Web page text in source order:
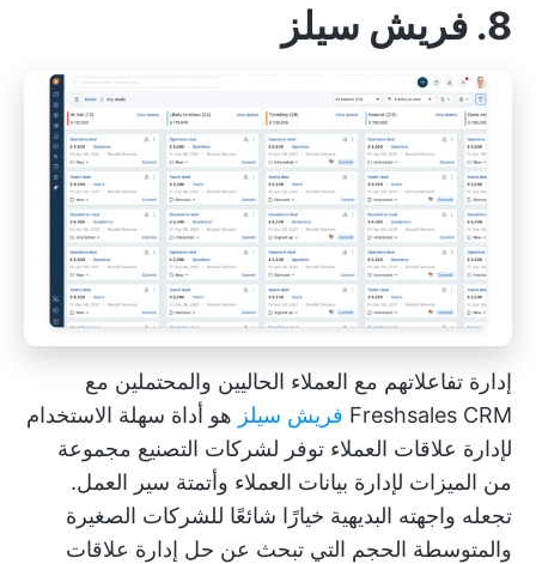
8. فريش سيلز
إدارة تفاعلاتهم مع العملاء الحاليين والمحتملين مع
Freshsales CRM فريش سيلز هو أداة سهلة الاستخدام
لإدارة علاقات العملاء توفر لشركات التصنيع مجموعة
من الميزات لإدارة بيانات العملاء وأتمتة سير العمل.
تجعله واجهته البديهية خيارًا شائعًا للشركات الصغيرة
والمتوسطة الحجم التي تبحث عن حل إدارة علاقات